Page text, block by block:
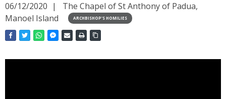
06/12/2020
The Chapel of St Anthony of Padua,
Manoel Island
ARCHBISHOP'S HOMILIES